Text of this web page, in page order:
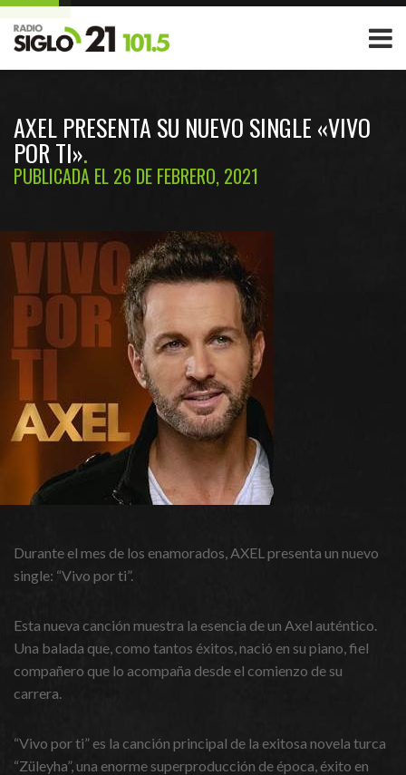
AXEL PRESENTA SU NUEVO SINGLE «VIVO
POR TI»
PUBLICADA EL 26 DE FEBRERO, 2021
Durante el mes de los enamorados, AXEL presenta un nuevo
single: “Vivo por ti”.
Esta nueva canción muestra la esencia de un Axel auténtico.
Una balada que, como tantos éxitos, nació en su piano, fiel
compañero que lo acompaña desde el comienzo de su
carrera.
“Vivo por ti” es la canción principal de la exitosa novela turca
“Züleyha”, una enorme superproducción de época, éxito en